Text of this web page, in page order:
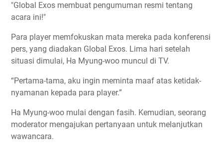
"Global Exos membuat pengumuman resmi tentang
acara ini!"
Para player memfokuskan mata mereka pada konferensi
pers, yang diadakan Global Exos. Lima hari setelah
situasi dimulai, Ha Myung-woo muncul di TV.
“Pertama-tama, aku ingin meminta maaf atas ketidak-
nyamanan kepada para player.”
Ha Myung-woo mulai dengan fasih. Kemudian, seorang
moderator mengajukan pertanyaan untuk melanjutkan
wawancara.